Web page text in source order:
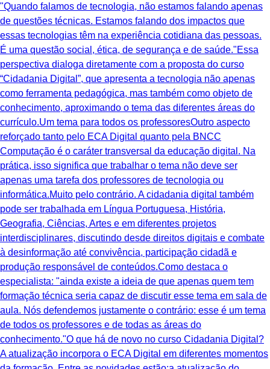
"Quando falamos de tecnologia, não estamos falando apenas
de questões técnicas. Estamos falando dos impactos que
essas tecnologias têm na experiência cotidiana das pessoas.
É uma questão social, ética, de segurança e de saúde."Essa
perspectiva dialoga diretamente com a proposta do curso
“Cidadania Digital”, que apresenta a tecnologia não apenas
como ferramenta pedagógica, mas também como objeto de
conhecimento, aproximando o tema das diferentes áreas do
currículo.Um tema para todos os professoresOutro aspecto
reforçado tanto pelo ECA Digital quanto pela BNCC
Computação é o caráter transversal da educação digital. Na
prática, isso significa que trabalhar o tema não deve ser
apenas uma tarefa dos professores de tecnologia ou
informática.Muito pelo contrário. A cidadania digital também
pode ser trabalhada em Língua Portuguesa, História,
Geografia, Ciências, Artes e em diferentes projetos
interdisciplinares, discutindo desde direitos digitais e combate
à desinformação até convivência, participação cidadã e
produção responsável de conteúdos.Como destaca o
especialista: "ainda existe a ideia de que apenas quem tem
formação técnica seria capaz de discutir esse tema em sala de
aula. Nós defendemos justamente o contrário: esse é um tema
de todos os professores e de todas as áreas do
conhecimento."O que há de novo no curso Cidadania Digital?
A atualização incorpora o ECA Digital em diferentes momentos